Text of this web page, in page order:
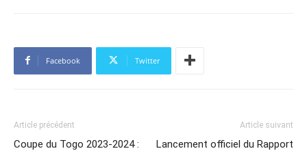
Facebook Twitter
Article précédent
Coupe du Togo 2023-2024 :
Article suivant
Lancement officiel du Rapport